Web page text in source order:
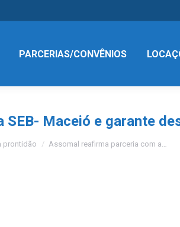
PARCERIAS/CONVÊNIOS
Maceió e garante
prontidão Assomal reafirma parceria com a…